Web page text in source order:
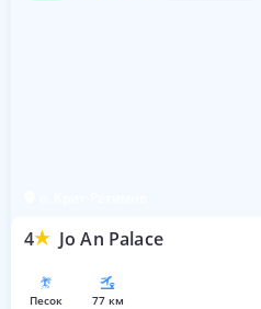
4 Jo An Palace
песок 77 км